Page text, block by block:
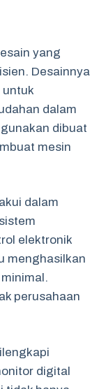
yang
Desainnya
dalam
dibuat
mesin
dalam
elektronik
menghasilkan
perusahaan
digital